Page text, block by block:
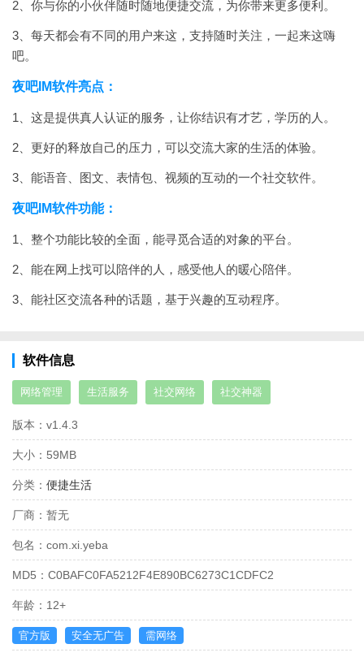
2、你与你的小伙伴随时随地便捷交流，为你带来更多便利。
3、每天都会有不同的用户来这，支持随时关注，一起来这嗨
吧。
夜吧IM软件亮点：
1、这是提供真人认证的服务，让你结识有才艺，学历的人。
2、更好的释放自己的压力，可以交流大家的生活的体验。
3、能语音、图文、表情包、视频的互动的一个社交软件。
夜吧IM软件功能：
1、整个功能比较的全面，能寻觅合适的对象的平台。
2、能在网上找可以陪伴的人，感受他人的暖心陪伴。
3、能社区交流各种的话题，基于兴趣的互动程序。
软件信息
网络管理 生活服务 社交网络 社交神器
版本： v1.4.3
大小： 59MB
分类： 便捷生活
厂商： 暂无
包名： com.xi.yeba
MD5： C0BAFC0FA5212F4E890BC6273C1CDFC2
年龄： 12+
官方版 安全无广告 需网络